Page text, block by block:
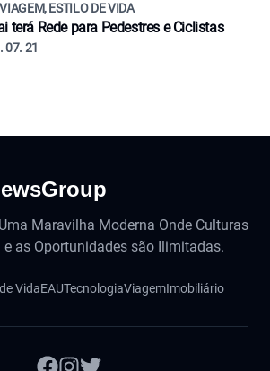
ESTILO DE VIDA
terá Rede para Pedestres e Ciclistas
07. 21
Maravilha Moderna Onde Culturas
e as Oportunidades são Ilimitadas.
VidaEAUTecnologiaViagemImobiliário